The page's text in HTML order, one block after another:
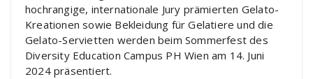
hochrangige, internationale Jury prämierten Gelato-
Kreationen sowie Bekleidung für Gelatiere und die
Gelato-Servietten werden beim Sommerfest des
Diversity Education Campus PH Wien am 14. Juni
2024 präsentiert.